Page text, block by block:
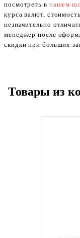
посмотреть в нашем
курса валют,
незначительно
менеджер после
скидки при больших
Товары из